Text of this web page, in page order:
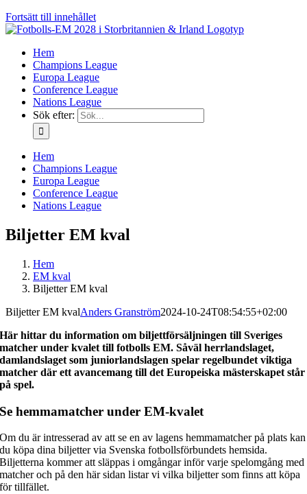
Fortsätt till innehållet
Hem
Champions League
Europa League
Conference League
Nations League
Sök efter:
Hem
Champions League
Europa League
Conference League
Nations League
Biljetter EM kval
Hem
EM kval
Biljetter EM kval
Biljetter EM kvalAnders Granström2024-10-24T08:54:55+02:00
Här hittar du information om biljettförsäljningen till Sveriges
matcher under kvalet till fotbolls EM. Såväl herrlandslaget,
damlandslaget som juniorlandslagen spelar regelbundet viktiga
matcher där ett avancemang till det Europeiska mästerskapet står
på spel.
Se hemmamatcher under EM-kvalet
Om du är intresserad av att se en av lagens hemmamatcher på plats kan
du köpa dina biljetter via Svenska fotbollsförbundets hemsida.
Biljetterna kommer att släppas i omgångar inför varje spelomgång med
matcher och på den här sidan listar vi vilka biljetter som finns att köpa
för tillfället.